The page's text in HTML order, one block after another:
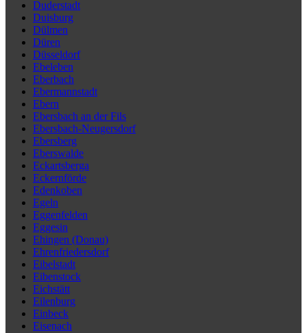
Duderstadt
Duisburg
Dülmen
Düren
Düsseldorf
Ebeleben
Eberbach
Ebermannstadt
Ebern
Ebersbach an der Fils
Ebersbach-Neugersdorf
Ebersberg
Eberswalde
Eckartsberga
Eckernförde
Edenkoben
Egeln
Eggenfelden
Eggesin
Ehingen (Donau)
Ehrenfriedersdorf
Eibelstadt
Eibenstock
Eichstätt
Eilenburg
Einbeck
Eisenach